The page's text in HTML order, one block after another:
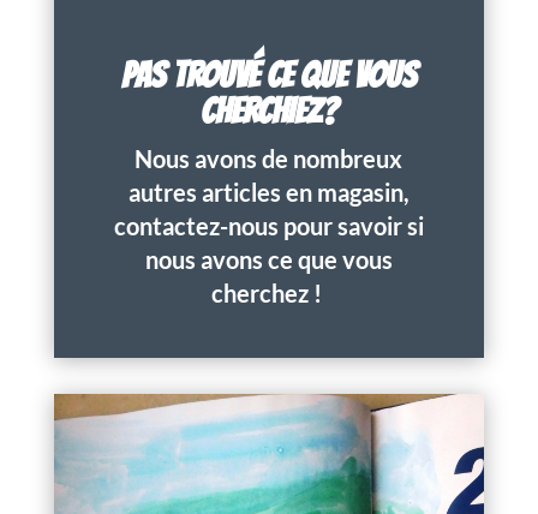
PAS TROUVÉ CE QUE VOUS
CHERCHIEZ?
Nous avons de nombreux
autres articles en magasin,
contactez-nous pour savoir si
nous avons ce que vous
cherchez !